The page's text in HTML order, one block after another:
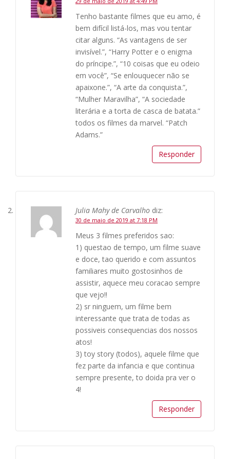
Tenho bastante filmes que eu amo, é
bem difícil listá-los, mas vou tentar
citar alguns. “As vantagens de ser
invisível.”, “Harry Potter e o enigma
do príncipe.”, “10 coisas que eu odeio
em você”, “Se enlouquecer não se
apaixone.”, “A arte da conquista.”,
“Mulher Maravilha”, “A sociedade
literária e a torta de casca de batata.”
todos os filmes da marvel. “Patch
Adams.”
Responder
Julia Mahy de Carvalho diz:
30 de maio de 2019 at 7:18 PM
Meus 3 filmes preferidos sao:
1) questao de tempo, um filme suave
e doce, tao querido e com assuntos
familiares muito gostosinhos de
assistir, aquece meu coracao sempre
que vejo!!
2) sr ninguem, um filme bem
interessante que trata de todas as
possiveis consequencias dos nossos
atos!
3) toy story (todos), aquele filme que
fez parte da infancia e que continua
sempre presente, to doida pra ver o
4!
Responder